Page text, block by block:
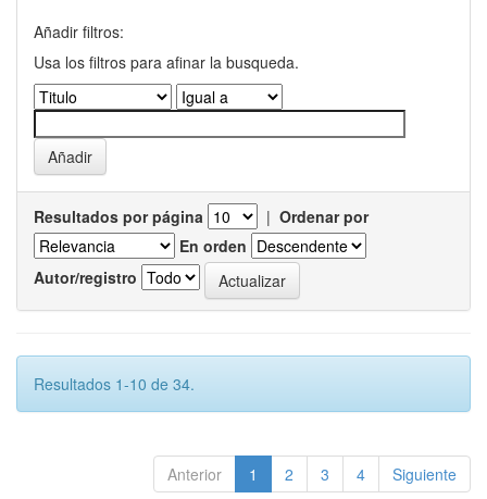
Añadir filtros:
Usa los filtros para afinar la busqueda.
Resultados por página | Ordenar por
En orden
Autor/registro
Resultados 1-10 de 34.
Anterior 1 2 3 4 Siguiente